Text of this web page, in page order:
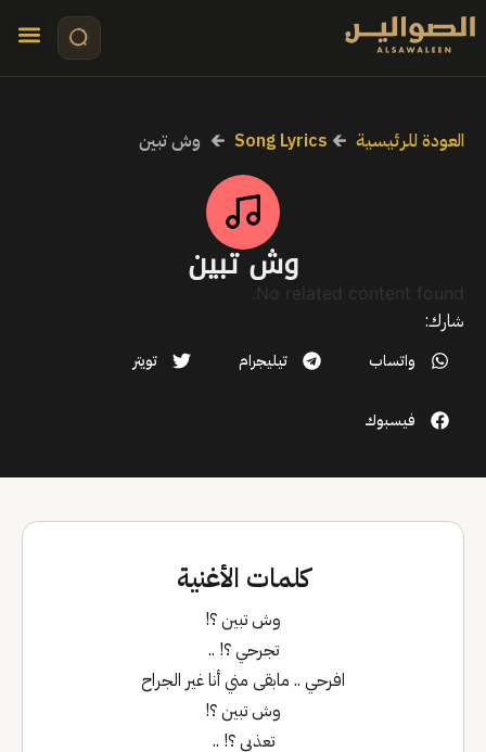
العودة للرئيسية 🡰
Song Lyrics
🡰 وش تبين
وش تبين
No related content found.
شارك:
واتساب تيليجرام تويتر
فيسبوك
كلمات الأغنية
وش تبين ؟!
تجرحي ؟! ..
افرحي .. مابقى مني أنا غير الجراح
وش تبين ؟!
تعذبي ؟! ..